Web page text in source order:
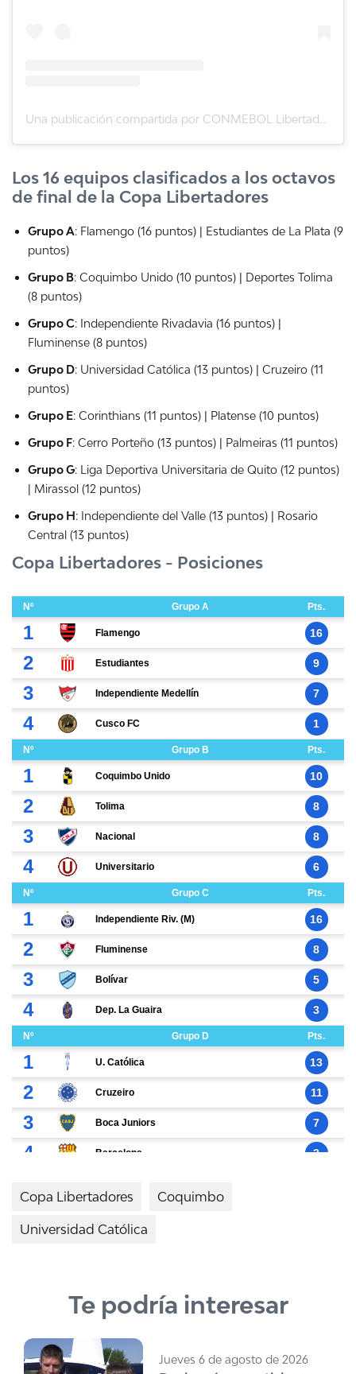
Los 16 equipos clasificados a los octavos
de final de la Copa Libertadores
Grupo A: Flamengo (16 puntos) | Estudiantes de La Plata (9
puntos)
Grupo B: Coquimbo Unido (10 puntos) | Deportes Tolima
(8 puntos)
Grupo C: Independiente Rivadavia (16 puntos) |
Fluminense (8 puntos)
Grupo D: Universidad Católica (13 puntos) | Cruzeiro (11
puntos)
Grupo E: Corinthians (11 puntos) | Platense (10 puntos)
Grupo F: Cerro Porteño (13 puntos) | Palmeiras (11 puntos)
Grupo G: Liga Deportiva Universitaria de Quito (12 puntos)
| Mirassol (12 puntos)
Grupo H: Independiente del Valle (13 puntos) | Rosario
Central (13 puntos)
Copa Libertadores - Posiciones
Copa Libertadores Coquimbo
Universidad Católica
Te podría interesar
Jueves 6 de agosto de 2026